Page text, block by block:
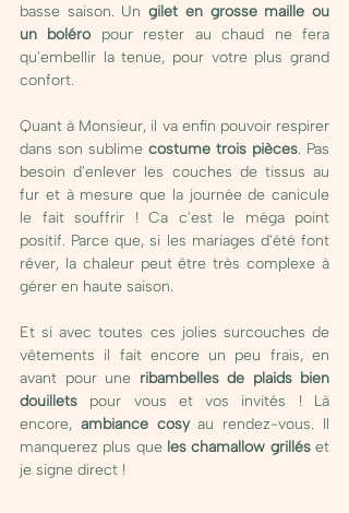
basse saison. Un gilet en grosse maille ou
un boléro pour rester au chaud ne fera
qu'embellir la tenue, pour votre plus grand
confort.
Quant à Monsieur, il va enfin pouvoir respirer
dans son sublime costume trois pièces. Pas
besoin d'enlever les couches de tissus au
fur et à mesure que la journée de canicule
le fait souffrir ! Ca c'est le méga point
positif. Parce que, si les mariages d'été font
rêver, la chaleur peut être très complexe à
gérer en haute saison.
Et si avec toutes ces jolies surcouches de
vêtements il fait encore un peu frais, en
avant pour une ribambelles de plaids bien
douillets pour vous et vos invités ! Là
encore, ambiance cosy au rendez-vous. Il
manquerez plus que les chamallow grillés et
je signe direct !